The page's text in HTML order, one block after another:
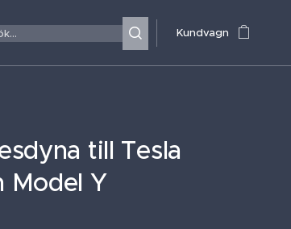
Kundvagn
till Tesla
Model Y